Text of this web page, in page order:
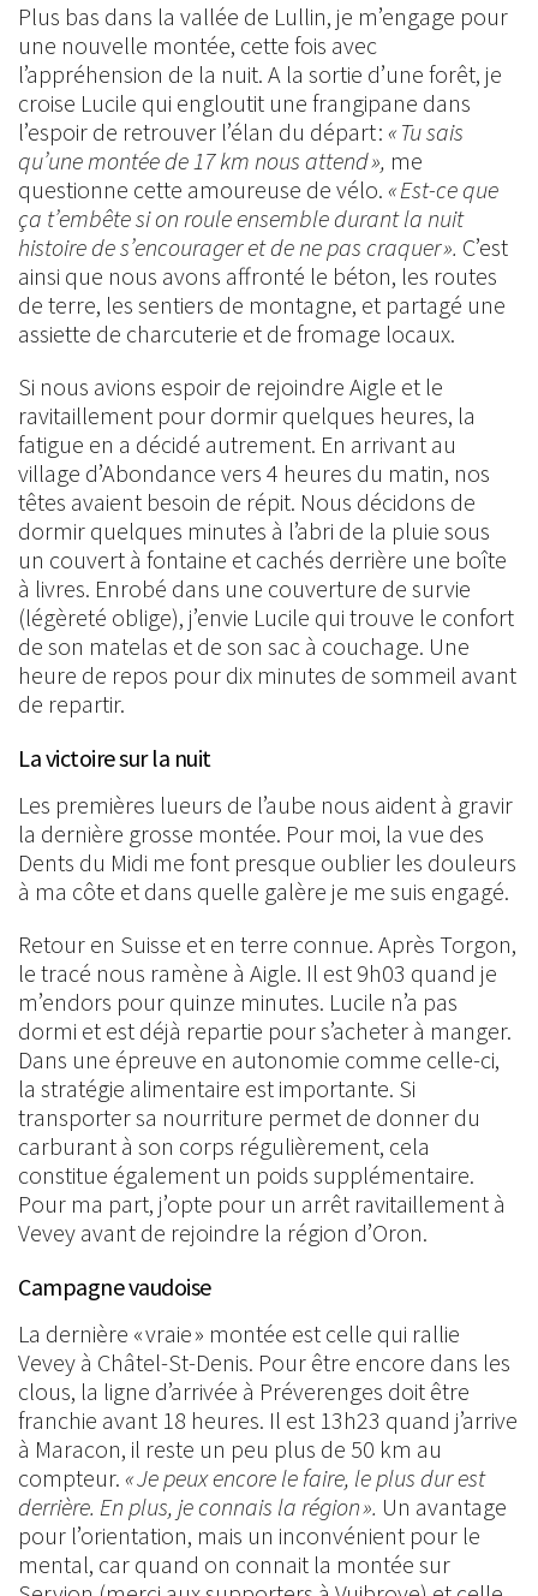
Plus bas dans la vallée de Lullin, je m’engage pour
une nouvelle montée, cette fois avec
l’appréhension de la nuit. A la sortie d’une forêt, je
croise Lucile qui engloutit une frangipane dans
l’espoir de retrouver l’élan du départ : « Tu sais
qu’une montée de 17 km nous attend », me
questionne cette amoureuse de vélo. « Est-ce que
ça t’embête si on roule ensemble durant la nuit
histoire de s’encourager et de ne pas craquer ». C’est
ainsi que nous avons affronté le béton, les routes
de terre, les sentiers de montagne, et partagé une
assiette de charcuterie et de fromage locaux.
Si nous avions espoir de rejoindre Aigle et le
ravitaillement pour dormir quelques heures, la
fatigue en a décidé autrement. En arrivant au
village d’Abondance vers 4 heures du matin, nos
têtes avaient besoin de répit. Nous décidons de
dormir quelques minutes à l’abri de la pluie sous
un couvert à fontaine et cachés derrière une boîte
à livres. Enrobé dans une couverture de survie
(légèreté oblige), j’envie Lucile qui trouve le confort
de son matelas et de son sac à couchage. Une
heure de repos pour dix minutes de sommeil avant
de repartir.
La victoire sur la nuit
Les premières lueurs de l’aube nous aident à gravir
la dernière grosse montée. Pour moi, la vue des
Dents du Midi me font presque oublier les douleurs
à ma côte et dans quelle galère je me suis engagé.
Retour en Suisse et en terre connue. Après Torgon,
le tracé nous ramène à Aigle. Il est 9h03 quand je
m’endors pour quinze minutes. Lucile n’a pas
dormi et est déjà repartie pour s’acheter à manger.
Dans une épreuve en autonomie comme celle-ci,
la stratégie alimentaire est importante. Si
transporter sa nourriture permet de donner du
carburant à son corps régulièrement, cela
constitue également un poids supplémentaire.
Pour ma part, j’opte pour un arrêt ravitaillement à
Vevey avant de rejoindre la région d’Oron.
Campagne vaudoise
La dernière « vraie » montée est celle qui rallie
Vevey à Châtel-St-Denis. Pour être encore dans les
clous, la ligne d’arrivée à Préverenges doit être
franchie avant 18 heures. Il est 13h23 quand j’arrive
à Maracon, il reste un peu plus de 50 km au
compteur. « Je peux encore le faire, le plus dur est
derrière. En plus, je connais la région ». Un avantage
pour l’orientation, mais un inconvénient pour le
mental, car quand on connait la montée sur